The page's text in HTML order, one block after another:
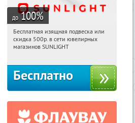
до 100%
20:45:39 Получили:
Россия
Бесплатная изящная подвеска или
скидка 500р. в сети ювелирных
магазинов SUNLIGHT
Бесплатно